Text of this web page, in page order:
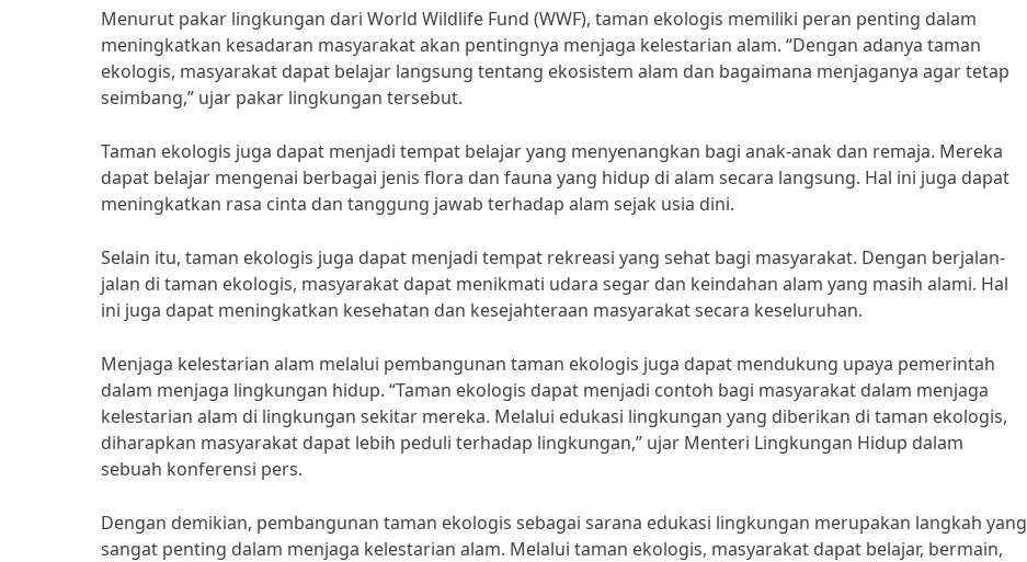
Menurut pakar lingkungan dari World Wildlife Fund (WWF), taman ekologis memiliki peran penting dalam
meningkatkan kesadaran masyarakat akan pentingnya menjaga kelestarian alam. “Dengan adanya taman
ekologis, masyarakat dapat belajar langsung tentang ekosistem alam dan bagaimana menjaganya agar tetap
seimbang,” ujar pakar lingkungan tersebut.
Taman ekologis juga dapat menjadi tempat belajar yang menyenangkan bagi anak-anak dan remaja. Mereka
dapat belajar mengenai berbagai jenis flora dan fauna yang hidup di alam secara langsung. Hal ini juga dapat
meningkatkan rasa cinta dan tanggung jawab terhadap alam sejak usia dini.
Selain itu, taman ekologis juga dapat menjadi tempat rekreasi yang sehat bagi masyarakat. Dengan berjalan-
jalan di taman ekologis, masyarakat dapat menikmati udara segar dan keindahan alam yang masih alami. Hal
ini juga dapat meningkatkan kesehatan dan kesejahteraan masyarakat secara keseluruhan.
Menjaga kelestarian alam melalui pembangunan taman ekologis juga dapat mendukung upaya pemerintah
dalam menjaga lingkungan hidup. “Taman ekologis dapat menjadi contoh bagi masyarakat dalam menjaga
kelestarian alam di lingkungan sekitar mereka. Melalui edukasi lingkungan yang diberikan di taman ekologis,
diharapkan masyarakat dapat lebih peduli terhadap lingkungan,” ujar Menteri Lingkungan Hidup dalam
sebuah konferensi pers.
Dengan demikian, pembangunan taman ekologis sebagai sarana edukasi lingkungan merupakan langkah yang
sangat penting dalam menjaga kelestarian alam. Melalui taman ekologis, masyarakat dapat belajar, bermain,